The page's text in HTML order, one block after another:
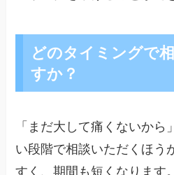
どのタイミングで
すか？
「まだ大して痛くないか
い段階で相談いただくほう
すく、期間も短くなります